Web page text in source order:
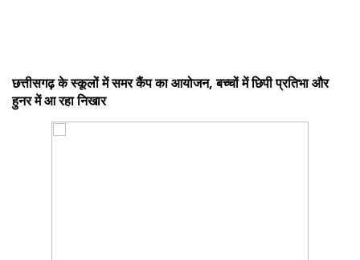
छत्तीसगढ़ के स्कूलों में समर कैंप का आयोजन, बच्चों में छिपी प्रतिभा और
हुनर में आ रहा निखार